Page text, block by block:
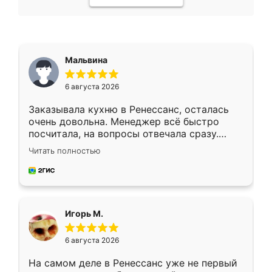
Мальвина
6 августа 2026
Заказывала кухню в Ренессанс, осталась
очень довольна. Менеджер всё быстро
посчитала, на вопросы отвечала сразу.
Замерщик приехал в субботу, подошёл к
делу со всей ответственностью. Собрали
за день, ребята работали аккуратно, даже
Читать полностью
Игорь М.
6 августа 2026
На самом деле в Ренессанс уже не первый